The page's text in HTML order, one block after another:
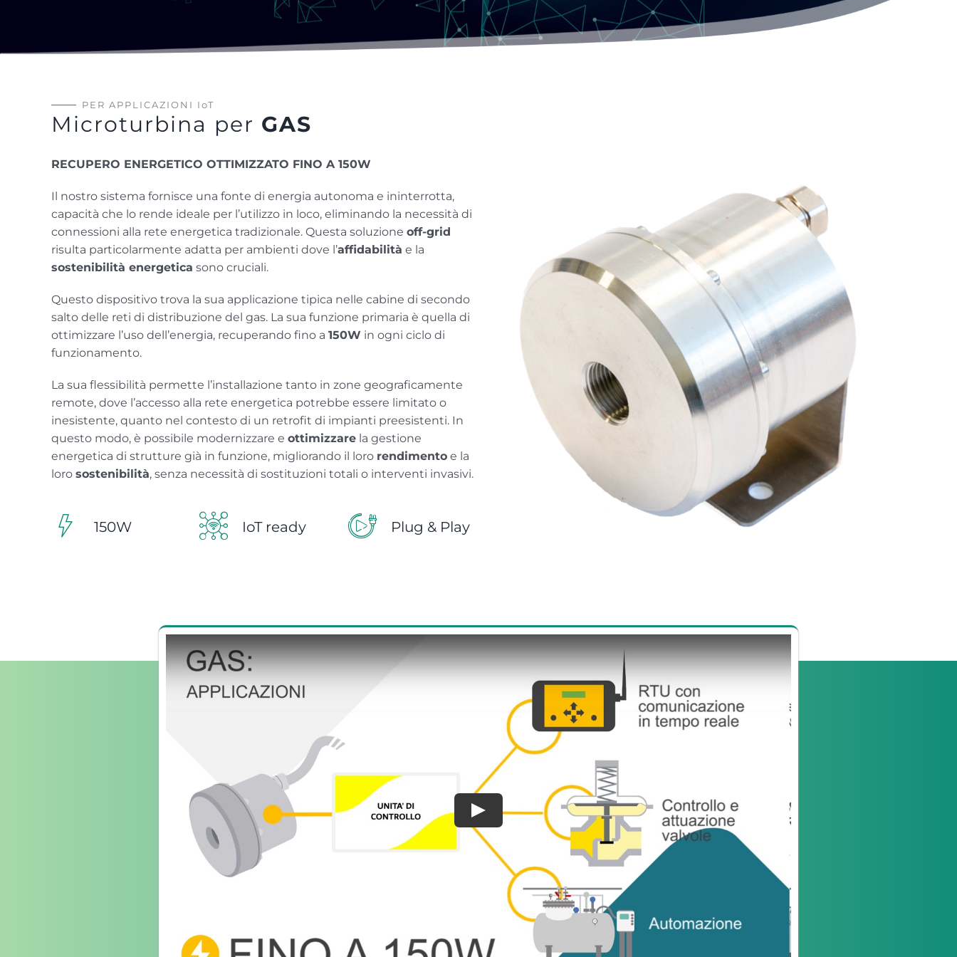
PER APPLICAZIONI IoT
Microturbina per GAS
RECUPERO ENERGETICO OTTIMIZZATO FINO A 150W
Il nostro sistema fornisce una fonte di energia autonoma e ininterrotta,
capacità che lo rende ideale per l’utilizzo in loco, eliminando la necessità di
connessioni alla rete energetica tradizionale. Questa soluzione off-grid
risulta particolarmente adatta per ambienti dove l’affidabilità e la
sostenibilità energetica sono cruciali.
Questo dispositivo trova la sua applicazione tipica nelle cabine di secondo
salto delle reti di distribuzione del gas. La sua funzione primaria è quella di
ottimizzare l’uso dell’energia, recuperando fino a 150W in ogni ciclo di
funzionamento.
La sua flessibilità permette l’installazione tanto in zone geograficamente
remote, dove l’accesso alla rete energetica potrebbe essere limitato o
inesistente, quanto nel contesto di un retrofit di impianti preesistenti. In
questo modo, è possibile modernizzare e ottimizzare la gestione
energetica di strutture già in funzione, migliorando il loro rendimento e la
loro sostenibilità, senza necessità di sostituzioni totali o interventi invasivi.
150W IoT ready Plug & Play